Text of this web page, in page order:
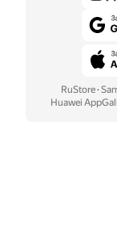
RuStore·
Huawei